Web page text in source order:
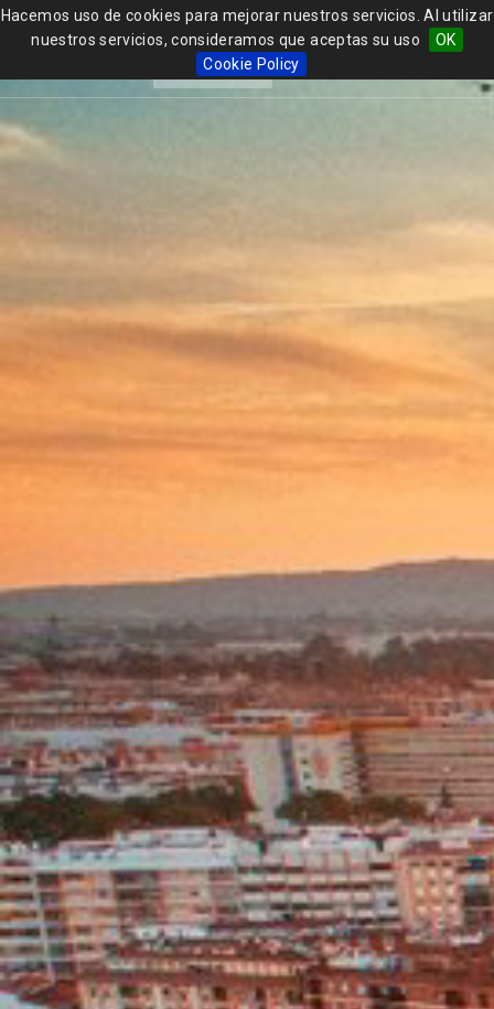
Hacemos uso de cookies para mejorar nuestros servicios. Al utilizar
nuestros servicios, consideramos que aceptas su uso
OK
Cookie Policy
FAMILY
FAMILY